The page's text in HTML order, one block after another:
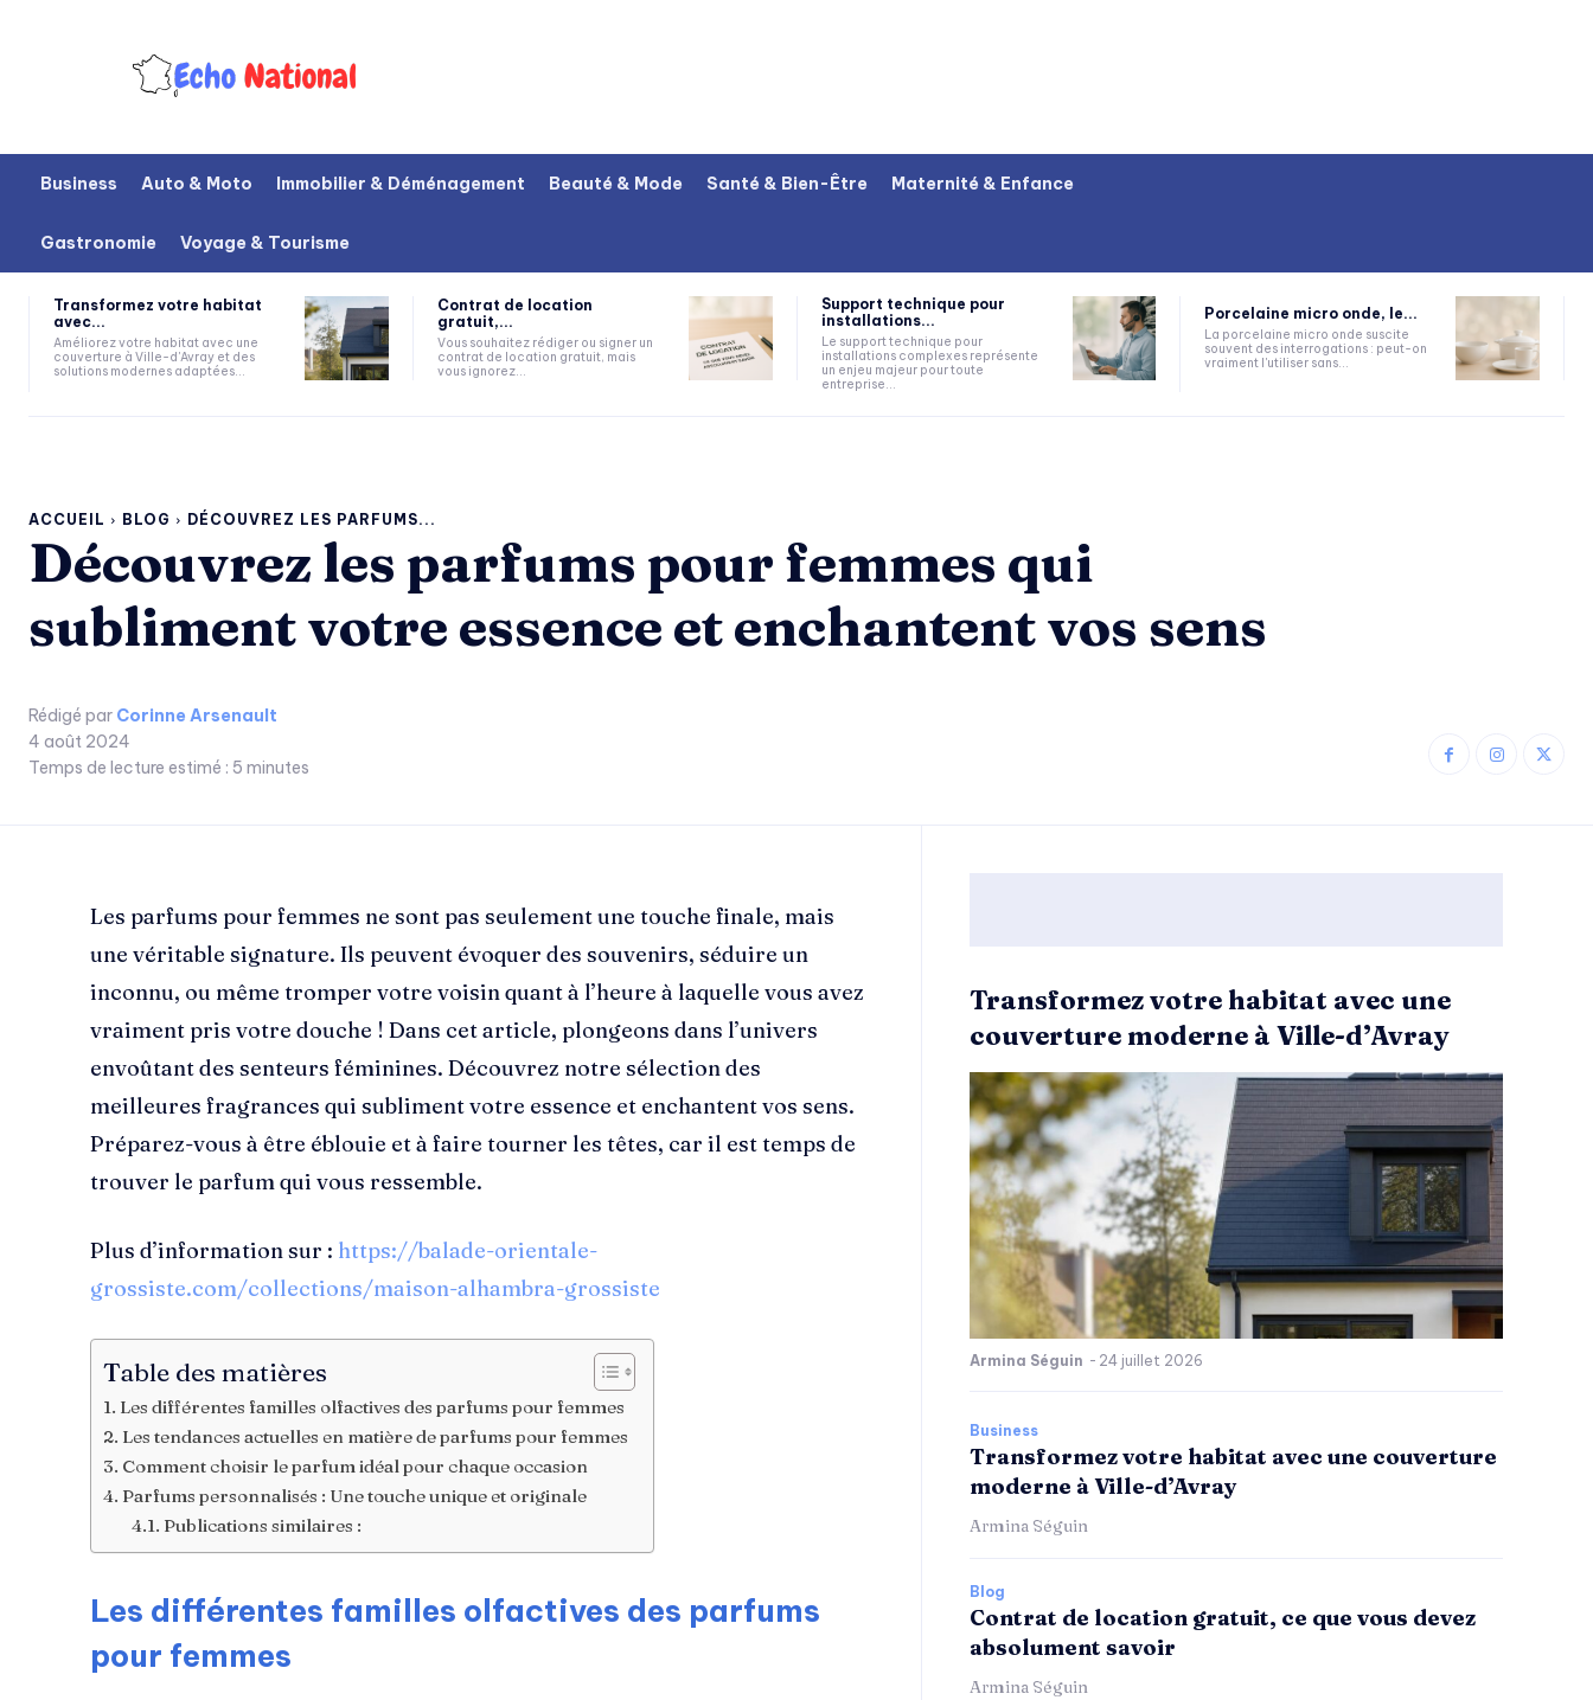
Business Auto & Moto Immobilier & Déménagement Beauté & Mode Santé & Bien-Être Maternité & Enfance
Gastronomie Voyage & Tourisme
Transformez votre habitat
avec...
Améliorez votre habitat avec une
couverture à Ville-d'Avray et des
solutions modernes adaptées...
Contrat de location
gratuit,...
Vous souhaitez rédiger ou signer un
contrat de location gratuit, mais
vous ignorez...
Support technique pour
installations...
Le support technique pour
installations complexes représente
un enjeu majeur pour toute
entreprise...
Porcelaine micro onde, le...
La porcelaine micro onde suscite
souvent des interrogations : peut-on
vraiment l'utiliser sans...
ACCUEIL BLOG DÉCOUVREZ LES PARFUMS...
Découvrez les parfums pour femmes qui
subliment votre essence et enchantent vos sens
Rédigé par Corinne Arsenault
4 août 2024
Temps de lecture estimé : 5 minutes
Les parfums pour femmes ne sont pas seulement une touche finale, mais
une véritable signature. Ils peuvent évoquer des souvenirs, séduire un
inconnu, ou même tromper votre voisin quant à l’heure à laquelle vous avez
vraiment pris votre douche ! Dans cet article, plongeons dans l’univers
envoûtant des senteurs féminines. Découvrez notre sélection des
meilleures fragrances qui subliment votre essence et enchantent vos sens.
Préparez-vous à être éblouie et à faire tourner les têtes, car il est temps de
trouver le parfum qui vous ressemble.
Plus d’information sur : https://balade-orientale-
grossiste.com/collections/maison-alhambra-grossiste
Table des matières
Les différentes familles olfactives des parfums pour femmes
Les tendances actuelles en matière de parfums pour femmes
Comment choisir le parfum idéal pour chaque occasion
Parfums personnalisés : Une touche unique et originale
Publications similaires :
Les différentes familles olfactives des parfums
pour femmes
Transformez votre habitat avec une
couverture moderne à Ville-d’Avray
Armina Séguin - 24 juillet 2026
Business
Transformez votre habitat avec une couverture
moderne à Ville-d’Avray
Armina Séguin
Blog
Contrat de location gratuit, ce que vous devez
absolument savoir
Armina Séguin